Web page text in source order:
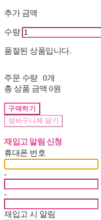
추가 금액
수량
품절된 상품입니다.
주문 수량
0개
총 상품 금액 0원
구매하기
장바구니에 담기
재입고 알림 신청
휴대폰 번호
-
-
재입고 시 알림